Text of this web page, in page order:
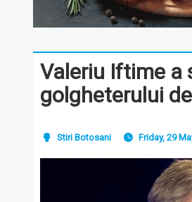
Valeriu Iftime a
golgheterului
Stiri Botosani Friday, 29